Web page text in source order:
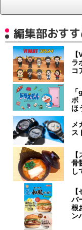
編集部おす
ラ
コ
ボ
ほ
メ
ス
骨
し
バ
根
ン